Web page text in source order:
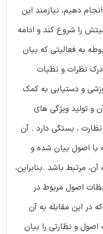
دهیم، نیازمند این
را شروع کند و ادامه
به فعالیتی که بیان
درک نظرات و نظیات
و دستیابی به کمک
و تولید ویژگی های
، بستگی دارد . آن
با اصول بیان شده و
مرتبط باشد .بنابراین،
اصول مربوط در
در این مقابله به آن
و نظارتی را بیان